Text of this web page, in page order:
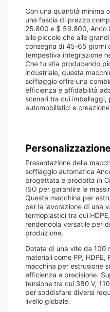
Con una quantità minima
una fascia di prezzo
25.800 e $ 59.800, Anco
alle piccole che alle
consegna di 45-65 giorni
tempestiva integrazione
Che tu stia producendo
industriale, questa
soffiaggio offre una
efficienza e affidabilità
scenari tra cui
automobilistici e
Presentazione della
soffiaggio automatica
progettata e prodotta in
ISO per garantire la
Questa macchina per
per la lavorazione di una
termoplastici tra cui
rendendola versatile per
produzione.
Dotata di una vite da 100
materiali come PP, HDPE,
macchina per estrusione
efficienza e precisione.
tensione tra cui 380 V,
per soddisfare diversi
livello globale.